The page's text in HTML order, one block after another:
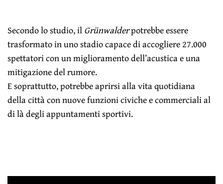
Secondo lo studio, ilGrünwalderpotrebbe essere
trasformato in uno stadio capace di accogliere 27.000
spettatori con un miglioramento dell’acustica e una
mitigazione del rumore.
E soprattutto, potrebbe aprirsi alla vita quotidiana
della città con nuove funzioni civiche e commerciali al
di là degli appuntamenti sportivi.